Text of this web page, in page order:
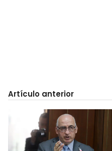
Artículo anterior